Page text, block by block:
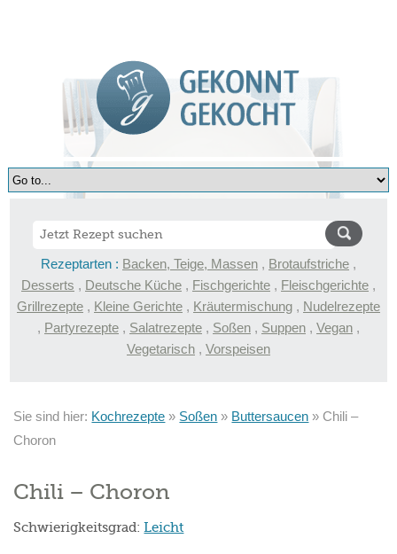
Rezeptarten : Backen, Teige, Massen , Brotaufstriche ,
Desserts , Deutsche Küche , Fischgerichte , Fleischgerichte ,
Grillrezepte , Kleine Gerichte , Kräutermischung , Nudelrezepte
, Partyrezepte , Salatrezepte , Soßen , Suppen , Vegan ,
Vegetarisch , Vorspeisen
Sie sind hier: Kochrezepte » Soßen » Buttersaucen »Chili –
Choron
Chili – Choron
Schwierigkeitsgrad:Leicht